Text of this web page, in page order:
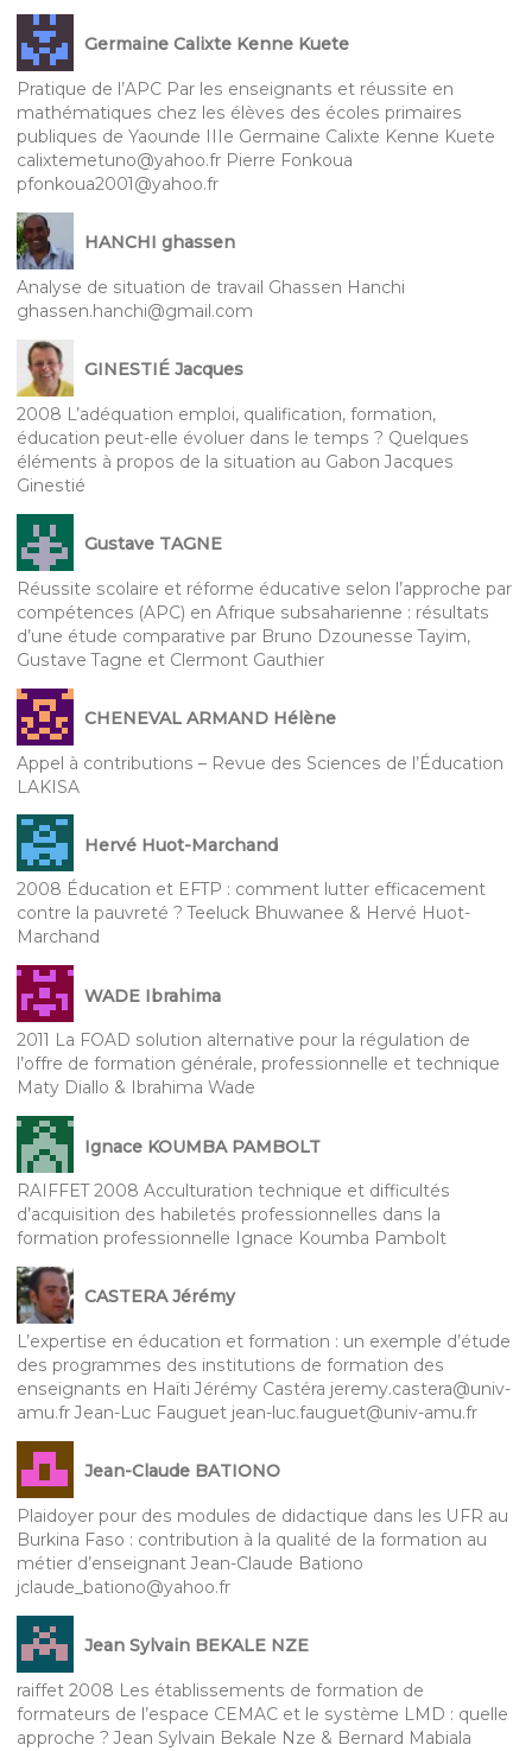
Germaine Calixte Kenne Kuete
Pratique de l’APC Par les enseignants et réussite en
mathématiques chez les élèves des écoles primaires
publiques de Yaounde IIIe Germaine Calixte Kenne Kuete
calixtemetuno@yahoo.fr Pierre Fonkoua
pfonkoua2001@yahoo.fr
HANCHI ghassen
Analyse de situation de travail Ghassen Hanchi
ghassen.hanchi@gmail.com
GINESTIÉ Jacques
2008 L’adéquation emploi, qualification, formation,
éducation peut-elle évoluer dans le temps ? Quelques
éléments à propos de la situation au Gabon Jacques
Ginestié
Gustave TAGNE
Réussite scolaire et réforme éducative selon l’approche par
compétences (APC) en Afrique subsaharienne : résultats
d’une étude comparative par Bruno Dzounesse Tayim,
Gustave Tagne et Clermont Gauthier
CHENEVAL ARMAND Hélène
Appel à contributions – Revue des Sciences de l’Éducation
LAKISA
Hervé Huot-Marchand
2008 Éducation et EFTP : comment lutter efficacement
contre la pauvreté ? Teeluck Bhuwanee & Hervé Huot-
Marchand
WADE Ibrahima
2011 La FOAD solution alternative pour la régulation de
l’offre de formation générale, professionnelle et technique
Maty Diallo & Ibrahima Wade
Ignace KOUMBA PAMBOLT
RAIFFET 2008 Acculturation technique et difficultés
d’acquisition des habiletés professionnelles dans la
formation professionnelle Ignace Koumba Pambolt
CASTERA Jérémy
L’expertise en éducation et formation : un exemple d’étude
des programmes des institutions de formation des
enseignants en Haïti Jérémy Castéra jeremy.castera@univ-
amu.fr Jean-Luc Fauguet jean-luc.fauguet@univ-amu.fr
Jean-Claude BATIONO
Plaidoyer pour des modules de didactique dans les UFR au
Burkina Faso : contribution à la qualité de la formation au
métier d’enseignant Jean-Claude Bationo
jclaude_bationo@yahoo.fr
Jean Sylvain BEKALE NZE
raiffet 2008 Les établissements de formation de
formateurs de l’espace CEMAC et le système LMD : quelle
approche ? Jean Sylvain Bekale Nze & Bernard Mabiala